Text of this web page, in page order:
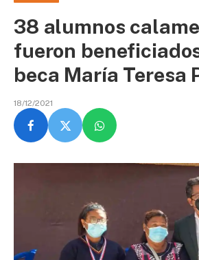
38 alumnos
fueron
beca María Teresa
18/12/2021